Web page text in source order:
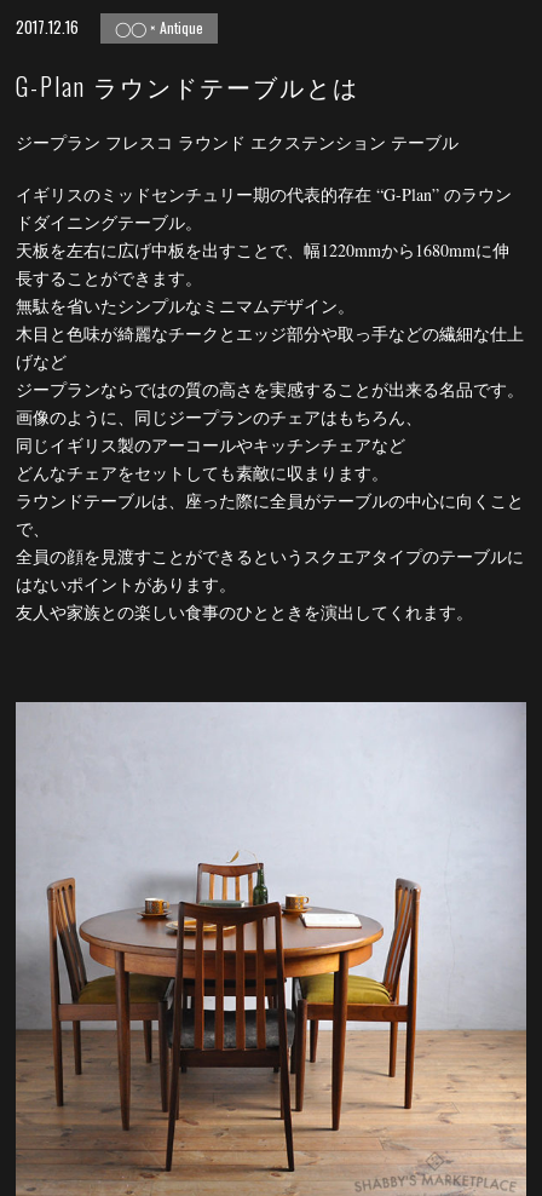
2017.12.16 ◯◯ × Antique
G-Plan ラウンドテーブルとは
ジープラン フレスコ ラウンド エクステンション テーブル
イギリスのミッドセンチュリー期の代表的存在 “G-Plan” のラウン
ドダイニングテーブル。
天板を左右に広げ中板を出すことで、幅1220mmから1680mmに伸
長することができます。
無駄を省いたシンプルなミニマムデザイン。
木目と色味が綺麗なチークとエッジ部分や取っ手などの繊細な仕上
げなど
ジープランならではの質の高さを実感することが出来る名品です。
画像のように、同じジープランのチェアはもちろん、
同じイギリス製のアーコールやキッチンチェアなど
どんなチェアをセットしても素敵に収まります。
ラウンドテーブルは、座った際に全員がテーブルの中心に向くこと
で、
全員の顔を見渡すことができるというスクエアタイプのテーブルに
はないポイントがあります。
友人や家族との楽しい食事のひとときを演出してくれます。